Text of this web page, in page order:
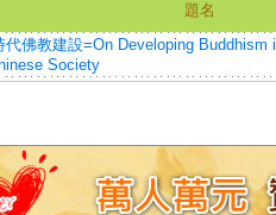
題名
代佛教建設=On Developing
Society